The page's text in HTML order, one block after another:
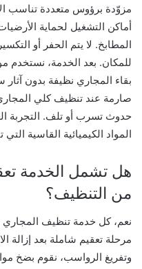
مزوّدة برؤوس متعددة تناسب
أماكن التشغيل لحماية
المطابخ. لا يتم الحفر أو
للمكان. بعد الخدمة، نستخدم
بقاء المجاري نظيفة بدون آثار
صارمة عند تنظيف كلي
حدوث تسرب أو تلف. التجربة
المواد الكيميائية القاسية
هل تشمل الخدمة
من التنظيف؟
نعم، كل خدمة تنظيف المجاري
مرحلة تعقيم شاملة بعد إزالة
وتفريغ الرواسب، نقوم بضخ